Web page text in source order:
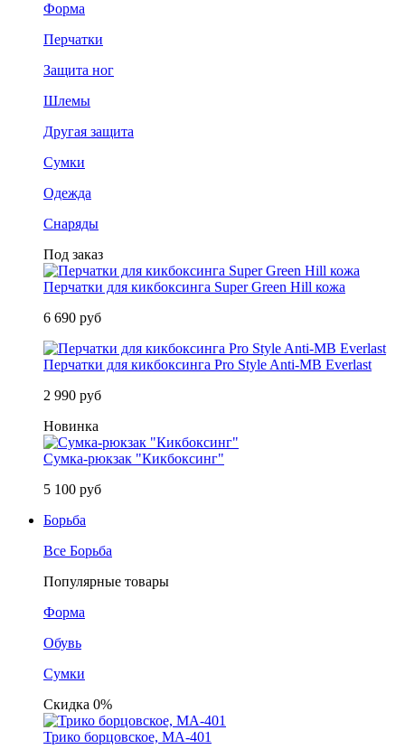
Форма
Перчатки
Защита ног
Шлемы
Другая защита
Сумки
Одежда
Снаряды
Под заказ
Перчатки для кикбоксинга Super Green Hill кожа
6 690 руб
Перчатки для кикбоксинга Pro Style Anti-MB Everlast
2 990 руб
Новинка
Сумка-рюкзак "Кикбоксинг"
5 100 руб
Борьба
Все Борьба
Популярные товары
Форма
Обувь
Сумки
Скидка 0%
Трико борцовское, MA-401